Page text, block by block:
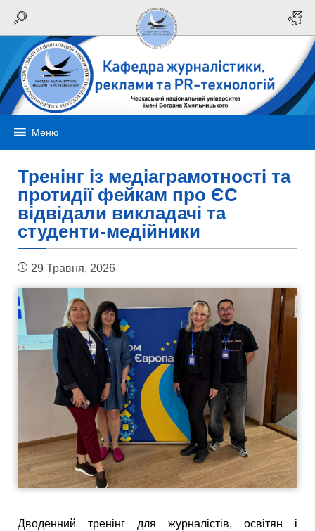
Меню
Тренінг із медіаграмотності та
протидії фейкам про ЄС
відвідали викладачі та
студенти-медійники
29 Травня, 2026
Дводенний тренінг для журналістів, освітян і